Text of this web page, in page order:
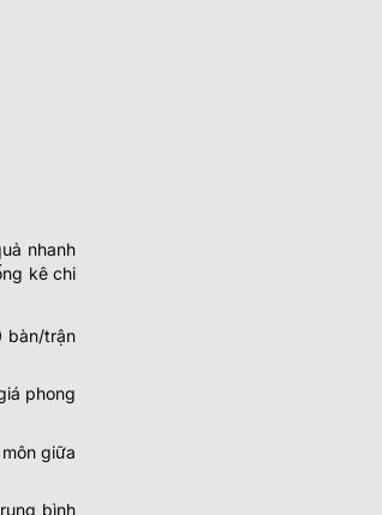
nhanh
kê chi
bàn/trận
phong
giữa
bình